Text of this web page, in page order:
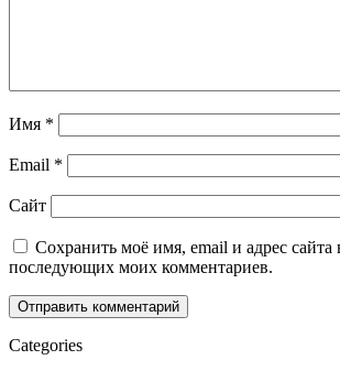
Имя *
Email *
Сайт
Сохранить моё имя, email и адрес сайта
последующих моих комментариев.
Categories